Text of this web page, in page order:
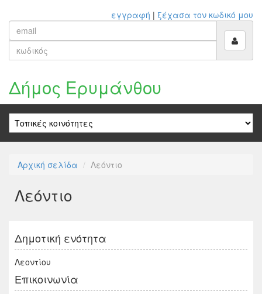
εγγραφή | ξέχασα τον κωδικό μου
Δήμος Ερυμάνθου
Αρχική σελίδα Λεόντιο
Λεόντιο
Δημοτική ενότητα
Λεοντίου
Επικοινωνία